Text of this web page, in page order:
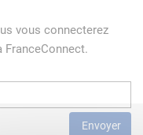
vous connecterez
Envoyer